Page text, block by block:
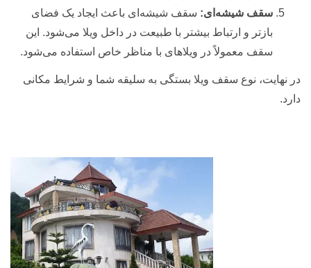
سقف شیشه‌ای: سقف شیشه‌ای باعث ایجاد یک فضای
بازتر و ارتباط بیشتر با طبیعت در داخل ویلا می‌شود. این
سقف معمولاً در ویلاهای با مناظر خاص استفاده می‌شود.
در نهایت، نوع سقف ویلا بستگی به سلیقه شما و شرایط مکانی
دارد.